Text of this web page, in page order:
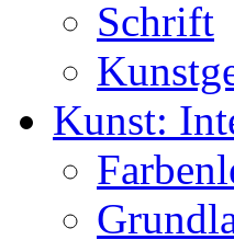
Schrift
Kunst: